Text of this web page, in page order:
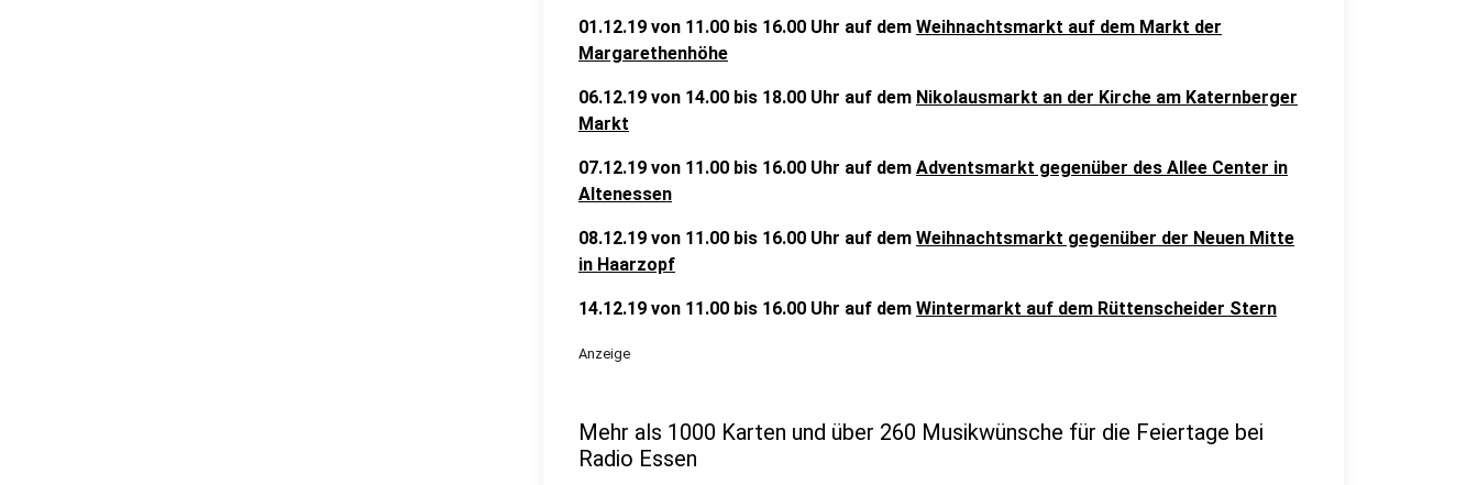
01.12.19 von 11.00 bis 16.00 Uhr auf dem Weihnachtsmarkt auf dem Markt der
Margarethenhöhe
06.12.19 von 14.00 bis 18.00 Uhr auf dem Nikolausmarkt an der Kirche am Katernberger
Markt
07.12.19 von 11.00 bis 16.00 Uhr auf dem Adventsmarkt gegenüber des Allee Center in
Altenessen
08.12.19 von 11.00 bis 16.00 Uhr auf dem Weihnachtsmarkt gegenüber der Neuen Mitte
in Haarzopf
14.12.19 von 11.00 bis 16.00 Uhr auf dem Wintermarkt auf dem Rüttenscheider Stern
Anzeige
Mehr als 1000 Karten und über 260 Musikwünsche für die Feiertage bei
Radio Essen